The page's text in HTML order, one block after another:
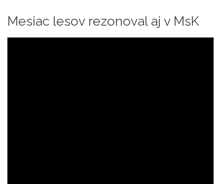
Mesiac lesov rezonoval aj v MsK